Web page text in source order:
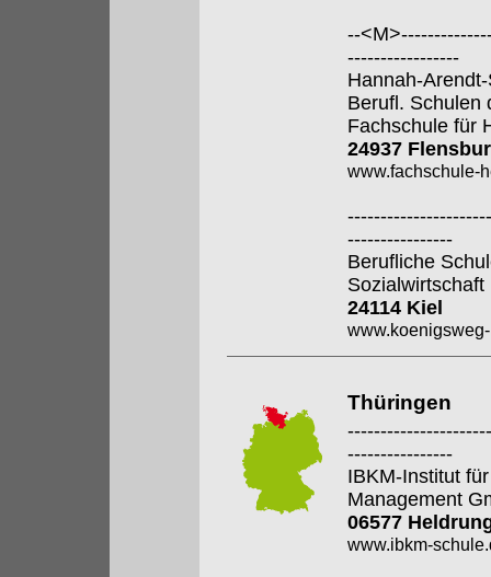
--
-----------------
Hannah-
Berufl. Schulen
Fachschule für
24937
www.fachschule-
----------------
Berufliche
24114 Kiel
Thüringen
----------------
IBKM-Institut
Management
06577
www.ibkm-